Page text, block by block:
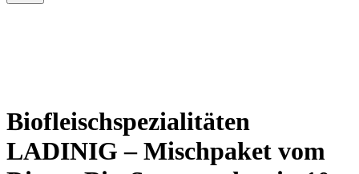
Menü
Biofleischspezialitäten
LADINIG – Mischpaket vom